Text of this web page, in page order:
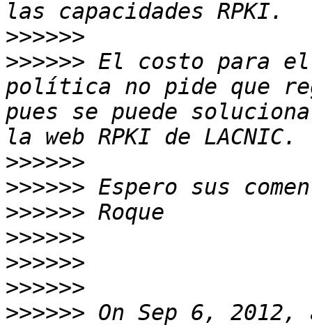
>>>>>>
>>>>>> El costo para el
política no pide que
pues se puede
>>>>>>
>>>>>>
>>>>>>
>>>>>>
>>>>>>
>>>>>>
>>>>>> On Sep 6,